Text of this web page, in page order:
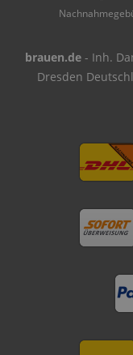
brauen.de- Inh.
Dresden